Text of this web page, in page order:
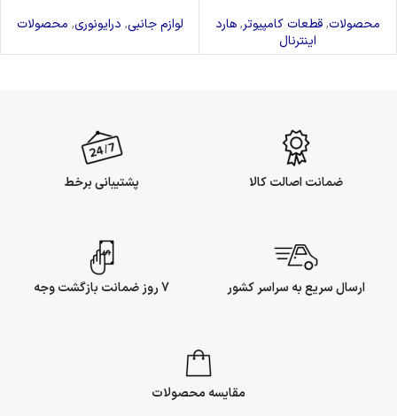
محصولات,قطعات کامپیوتر,هارد
اینترنال
لوازم جانبی, درایونوری, محصولات
ضمانت اصالت کالا پشتیبانی برخط
ارسال سریع به سراسر کشور 7 روز ضمانت بازگشت وجه
مقایسه محصولات